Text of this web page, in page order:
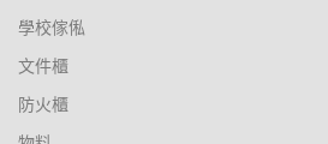
學校傢俬
文件櫃
防火櫃